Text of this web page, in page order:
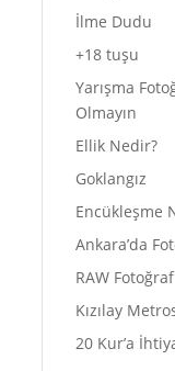
İlme Dudu
+18 tuşu
Yarışma
Olmayın
Ellik Nedir?
Goklangız
Encükleşme
Ankara’da
RAW
Kızılay
20 Kur’a